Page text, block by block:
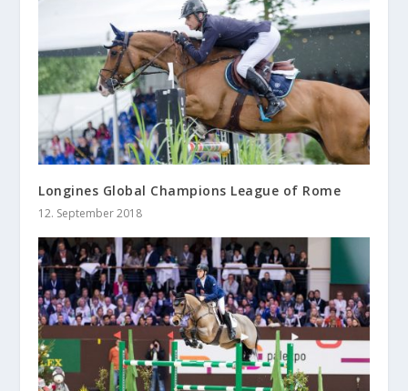
Longines Global Champions League of Rome
12. September 2018